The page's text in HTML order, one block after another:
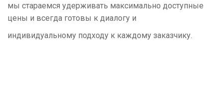
мы стараемся удерживать максимально доступные
цены и всегда готовы к диалогу и
индивидуальному подходу к каждому заказчику.